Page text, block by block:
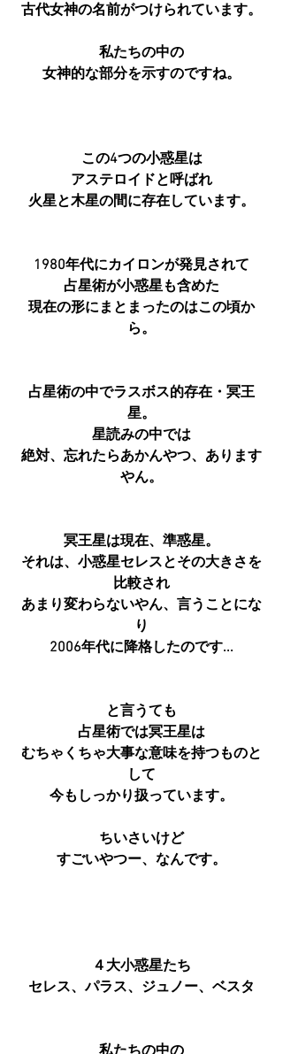
古代女神の名前がつけられています。
私たちの中の
女神的な部分を示すのですね。
この4つの小惑星は
アステロイドと呼ばれ
火星と木星の間に存在しています。
1980年代にカイロンが発見されて
占星術が小惑星も含めた
現在の形にまとまったのはこの頃か
ら。
占星術の中でラスボス的存在・冥王
星。
星読みの中では
絶対、忘れたらあかんやつ、あります
やん。
冥王星は現在、準惑星。
それは、小惑星セレスとその大きさを
比較され
あまり変わらないやん、言うことにな
り
2006年代に降格したのです...
と言うても
占星術では冥王星は
むちゃくちゃ大事な意味を持つものと
して
今もしっかり扱っています。
ちいさいけど
すごいやつー、なんです。
４大小惑星たち
セレス、パラス、ジュノー、ベスタ